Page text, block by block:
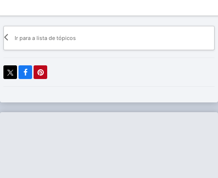
Ir para a lista de tópicos